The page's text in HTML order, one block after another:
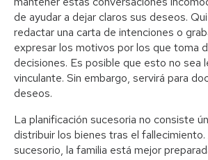
de ayudar a dejar claros sus deseos.
redactar una carta de intenciones o
expresar los motivos por los que toma
decisiones. Es posible que esto no sea
vinculante. Sin embargo, servirá para
deseos.
La planificación sucesoria no consiste
distribuir los bienes tras el fallecimiento.
sucesorio, la familia está mejor